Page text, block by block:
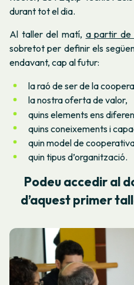
durant tot el dia.
Al taller del matí, a partir de
sobretot per definir els
endavant, cap al futur:
la raó de ser de la
la nostra oferta de valor,
quins elements ens
quins coneixements i
quin model de
quin tipus d’organització.
Podeu accedir al
d’aquest primer